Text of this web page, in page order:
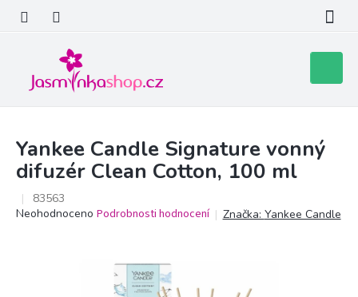
obsah
košík
Yankee Candle Signature vonný
difuzér Clean Cotton, 100 ml
83563
Průměrné
Neohodnoceno Podrobnosti hodnocení Značka: Yankee Candle